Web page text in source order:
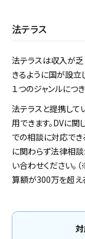
法テラス
法テラスは収入が
きるように国が設立
１つのジャンルにつ
法テラスと提携し
用できます。DVに関
での相談に対応で
に関わらず法律相
い合わせください
算額が300万を超え